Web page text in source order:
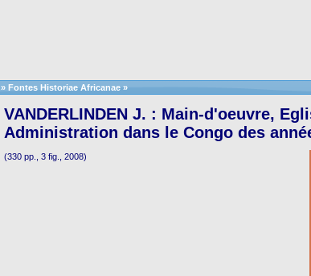
» Fontes Historiae Africanae »
VANDERLINDEN J. : Main-d'oeuvre,
Administration dans le Congo des
(330 pp., 3 fig., 2008)